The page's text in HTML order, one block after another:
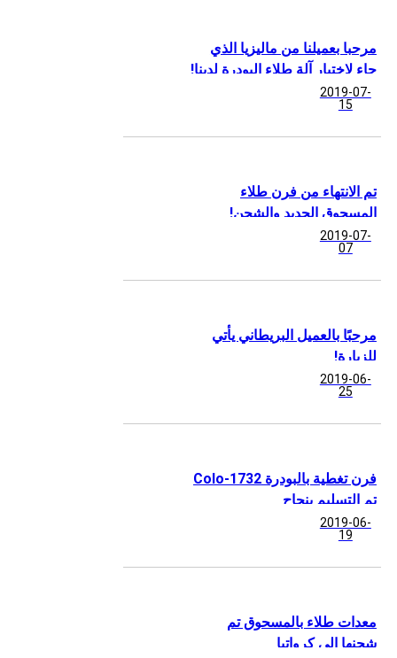
مرحبا بعميلنا من ماليزيا الذي
جاء لاختبار آلة طلاء البودرة لدينا!
2019-07-
15
تم الانتهاء من فرن طلاء
المسحوق الجديد والشحن!
2019-07-
07
مرحبًا بالعميل البريطاني يأتي
للزيارة!
2019-06-
25
فرن تغطية بالبودرة Colo-1732
تم التسليم بنجاح
2019-06-
19
معدات طلاء بالمسحوق تم
شحنها إلى كرواتيا